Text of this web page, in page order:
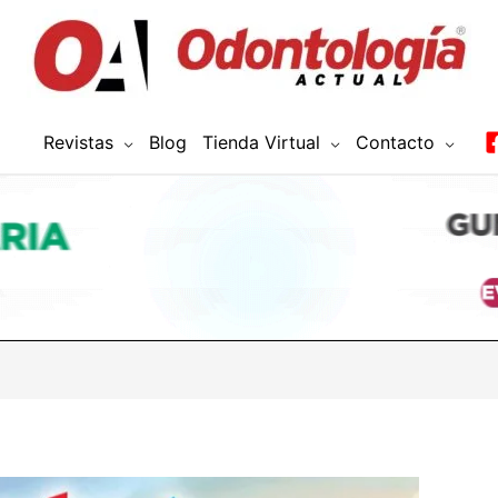
Revistas Blog Tienda Virtual Contacto